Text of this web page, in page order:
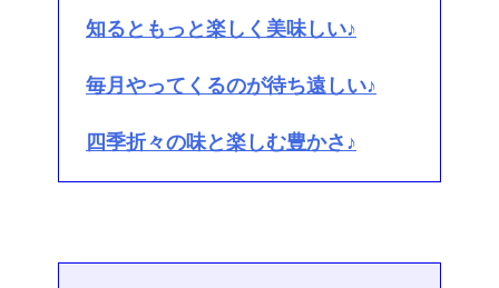
知るともっと楽しく美味しい♪
毎月やってくるのが待ち遠しい♪
四季折々の味と楽しむ豊かさ♪